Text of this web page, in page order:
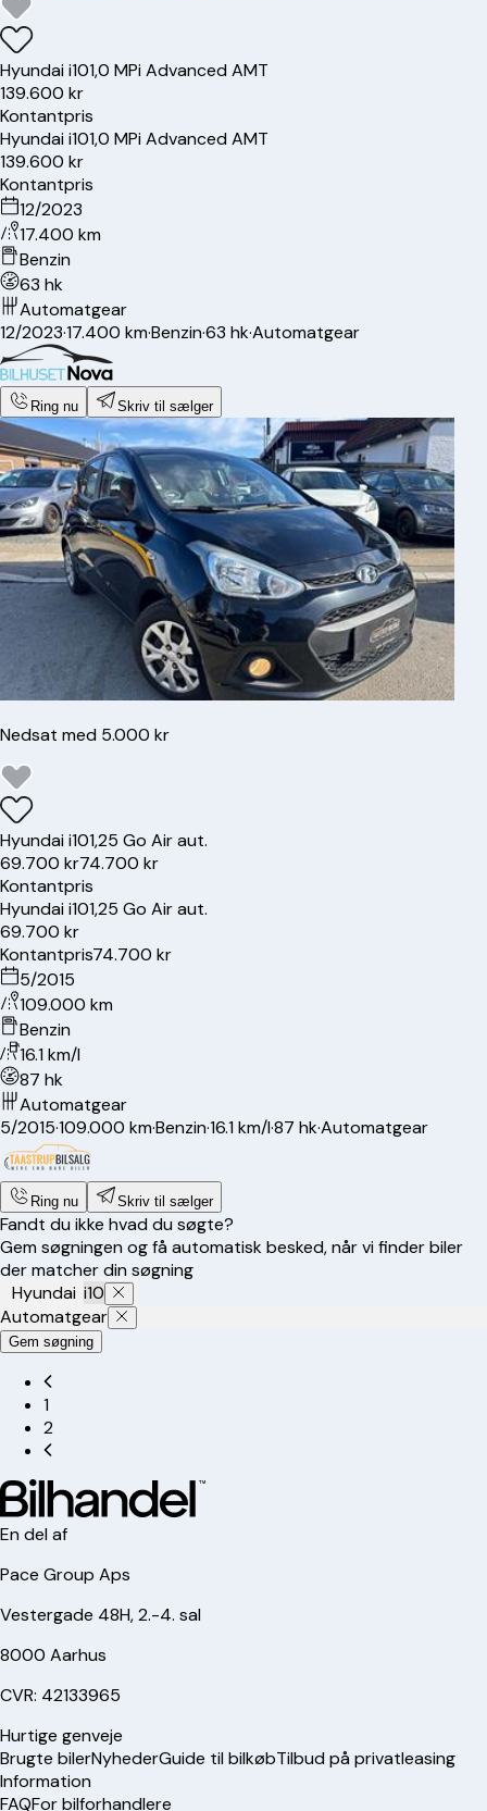
Hyundaii101,0 MPi Advanced AMT
139.600 kr
Kontantpris
Hyundaii101,0 MPi Advanced AMT
139.600 kr
Kontantpris
12/2023
17.400 km
Benzin
63 hk
Automatgear
12/2023·17.400 km·Benzin·63 hk·Automatgear
Ring nu Skriv til sælger
Nedsat med 5.000 kr
Hyundaii101,25 Go Air aut.
69.700 kr74.700 kr
Kontantpris
Hyundaii101,25 Go Air aut.
69.700 kr
Kontantpris74.700 kr
5/2015
109.000 km
Benzin
16.1 km/l
87 hk
Automatgear
5/2015·109.000 km·Benzin·16.1 km/l·87 hk·Automatgear
Ring nu Skriv til sælger
Fandt du ikke hvad du søgte?
Gem søgningen og få automatisk besked, når vi finder biler
der matcher din søgning
Hyundai i10
Automatgear
Gem søgning
1
2
En del af
Pace Group Aps
Vestergade 48H, 2.-4. sal
8000 Aarhus
CVR: 42133965
Hurtige genveje
Brugte bilerNyhederGuide til bilkøbTilbud på privatleasing
Information
FAQFor bilforhandlere